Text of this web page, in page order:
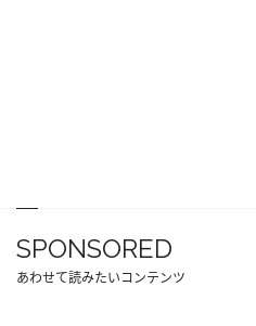
SPONSORED
あわせて読みたいコンテンツ